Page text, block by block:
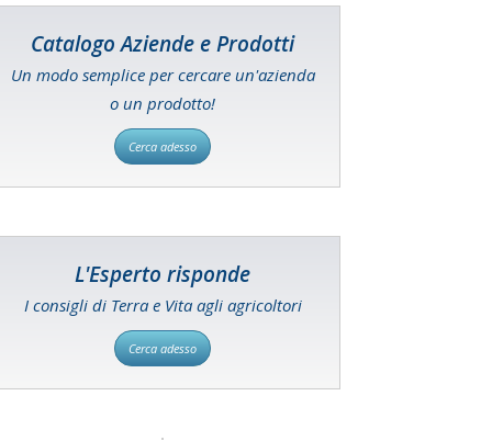
Catalogo Aziende e Prodotti
Un modo semplice per cercare un'azienda
o un prodotto!
Cerca adesso
L'Esperto risponde
I consigli di Terra e Vita agli agricoltori
Cerca adesso